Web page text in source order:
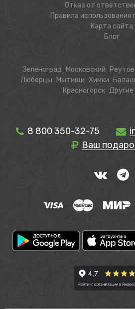
Отказ от
Правила использования
Карта сайта
Блог
Зеленоград Московский Реутов
Люберцы
Мытищи Химки
Красногорск Другие
8 800 350-32-75
Ваш